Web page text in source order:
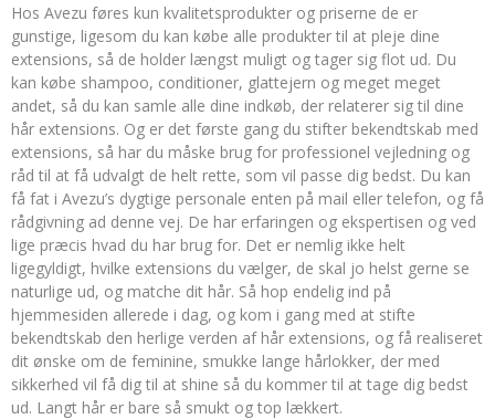
Hos Avezu føres kun kvalitetsprodukter og priserne de er
gunstige, ligesom du kan købe alle produkter til at pleje dine
extensions, så de holder længst muligt og tager sig flot ud. Du
kan købe shampoo, conditioner, glattejern og meget meget
andet, så du kan samle alle dine indkøb, der relaterer sig til dine
hår extensions. Og er det første gang du stifter bekendtskab med
extensions, så har du måske brug for professionel vejledning og
råd til at få udvalgt de helt rette, som vil passe dig bedst. Du kan
få fat i Avezu’s dygtige personale enten på mail eller telefon, og få
rådgivning ad denne vej. De har erfaringen og ekspertisen og ved
lige præcis hvad du har brug for. Det er nemlig ikke helt
ligegyldigt, hvilke extensions du vælger, de skal jo helst gerne se
naturlige ud, og matche dit hår. Så hop endelig ind på
hjemmesiden allerede i dag, og kom i gang med at stifte
bekendtskab den herlige verden af hår extensions, og få realiseret
dit ønske om de feminine, smukke lange hårlokker, der med
sikkerhed vil få dig til at shine så du kommer til at tage dig bedst
ud. Langt hår er bare så smukt og top lækkert.